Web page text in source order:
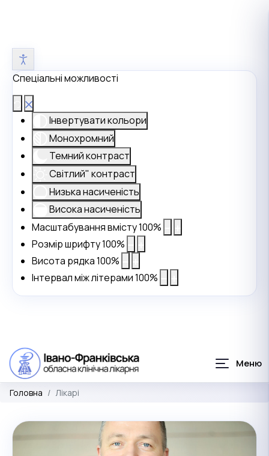
Спеціальні можливості
Інвертувати кольори
Монохромний
Темний контраст
Світлий" контраст
Низька насиченість
Висока насиченість
Масштабування вмісту100%
Розмір шрифту100%
Висота рядка100%
Інтервал між літерами100%
Головна Лікарі